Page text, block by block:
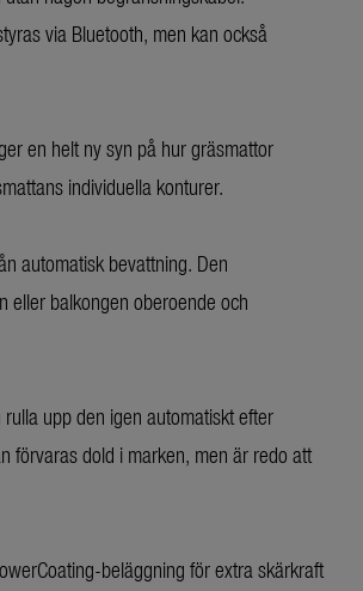
via Bluetooth, men kan också
en helt ny syn på hur gräsmattor
individuella konturer.
automatisk bevattning. Den
balkongen oberoende och
upp den igen automatiskt efter
förvaras dold i marken, men är redo att
beläggning för extra skärkraft